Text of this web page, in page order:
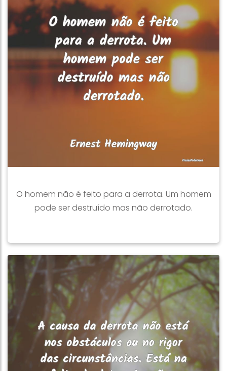
O homem não é feito para a derrota. Um homem
pode ser destruído mas não derrotado.